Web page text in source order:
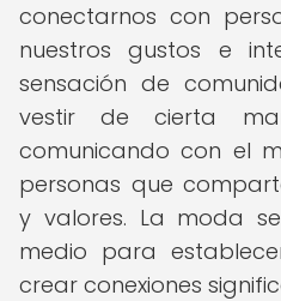
conectarnos con
nuestros gustos e
sensación de
vestir de cierta
comunicando con el
personas que
y valores. La moda
medio para
crear conexiones